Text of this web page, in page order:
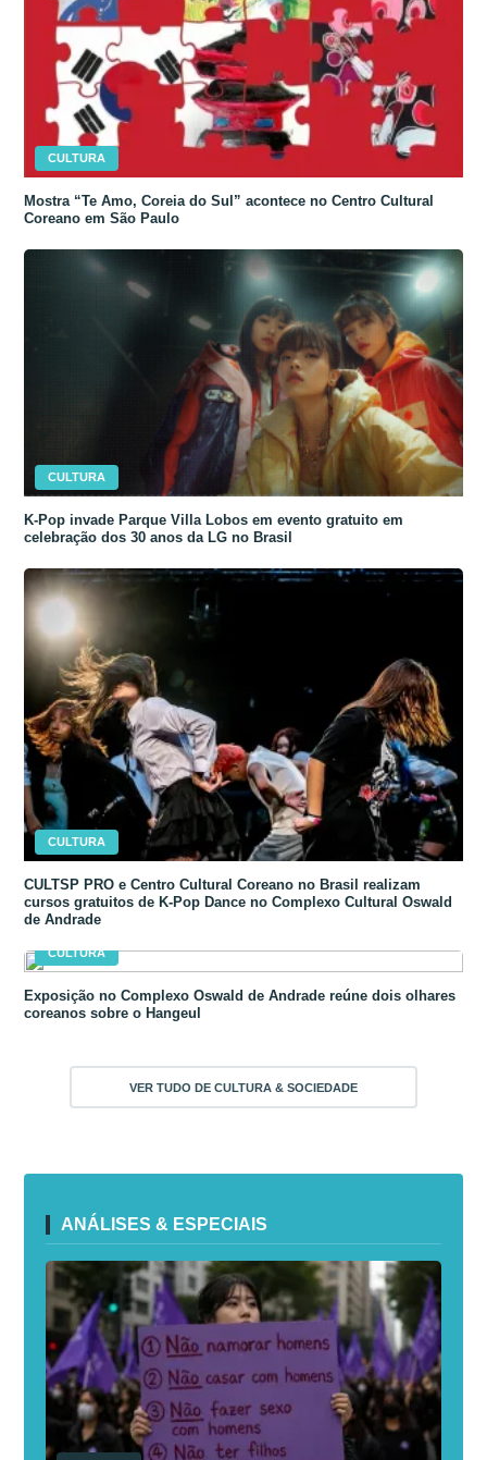
CULTURA
Mostra “Te Amo, Coreia do Sul” acontece no Centro Cultural
Coreano em São Paulo
CULTURA
K-Pop invade Parque Villa Lobos em evento gratuito em
celebração dos 30 anos da LG no Brasil
CULTURA
CULTSP PRO e Centro Cultural Coreano no Brasil realizam
cursos gratuitos de K-Pop Dance no Complexo Cultural Oswald
de Andrade
CULTURA
Exposição no Complexo Oswald de Andrade reúne dois olhares
coreanos sobre o Hangeul
VER TUDO DE CULTURA & SOCIEDADE
ANÁLISES & ESPECIAIS